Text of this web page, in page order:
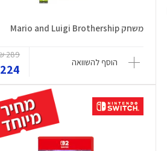
משחק Mario and Luigi Brothership
הוסף להשוואה
289 ₪
224 ₪